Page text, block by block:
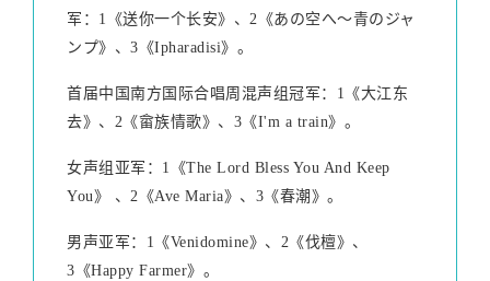
军：1《送你一个长安》、2《あの空へ～青のジャ
ンプ》、3《Ipharadisi》。
首届中国南方国际合唱周混声组冠军：1《大江东
去》、2《畲族情歌》、3《I'm a train》。
女声组亚军：1《The Lord Bless You And Keep
You》 、2《Ave Maria》、3《春潮》。
男声亚军：1《Venidomine》、2《伐檀》、
3《Happy Farmer》。